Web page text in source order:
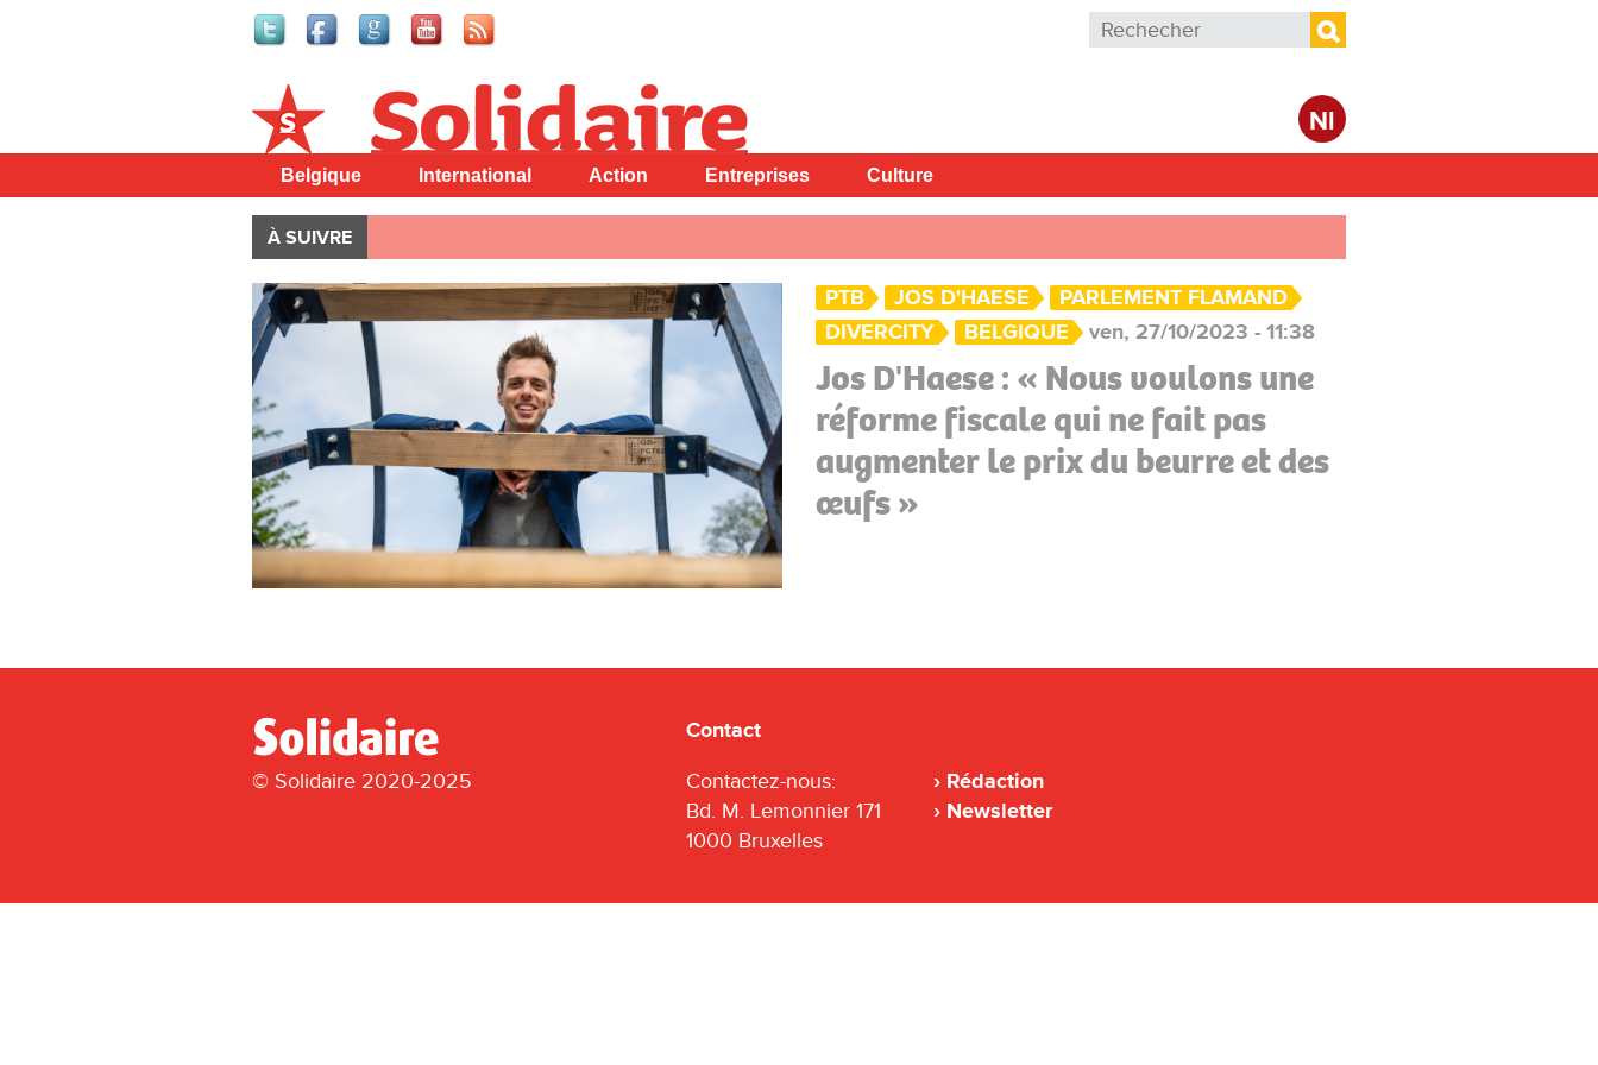
Formulaire de recherche
Rechercher
Nl
Solidaire
Belgique International Action Entreprises Culture
À SUIVRE
PTB JOS D'HAESE
PARLEMENT FLAMAND
DIVERCITY
BELGIQUE ven, 27/10/2023 - 11:38
Jos D'Haese : « Nous voulons une
réforme fiscale qui ne fait pas
augmenter le prix du beurre et des
œufs »
© Solidaire 2020-2025
Contact
Contactez-nous:
Bd. M. Lemonnier 171
1000 Bruxelles
Rédaction
Newsletter